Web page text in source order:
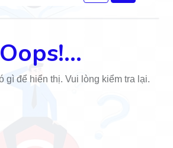
Oops!...
gì để hiển thị. Vui lòng kiểm tra lại.